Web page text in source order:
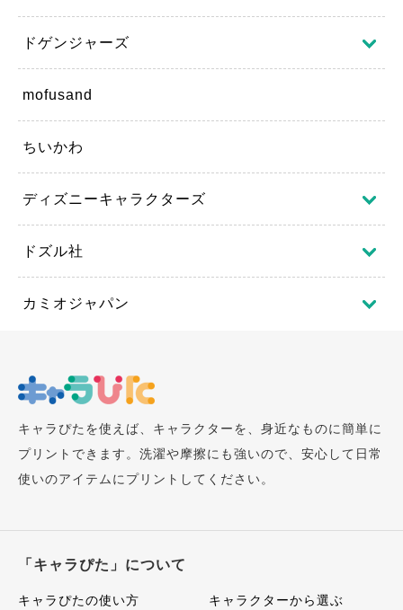
ドゲンジャーズ
mofusand
ちいかわ
ディズニーキャラクターズ
ドズル社
カミオジャパン
キャラぴたを使えば、キャラクターを、身近なものに簡単に
プリントできます。洗濯や摩擦にも強いので、安心して日常
使いのアイテムにプリントしてください。
「キャラぴた」について
キャラぴたの使い方 キャラクターから選ぶ